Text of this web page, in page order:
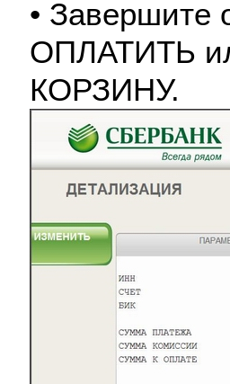
• Завершите
ОПЛАТИТЬ
КОРЗИНУ.